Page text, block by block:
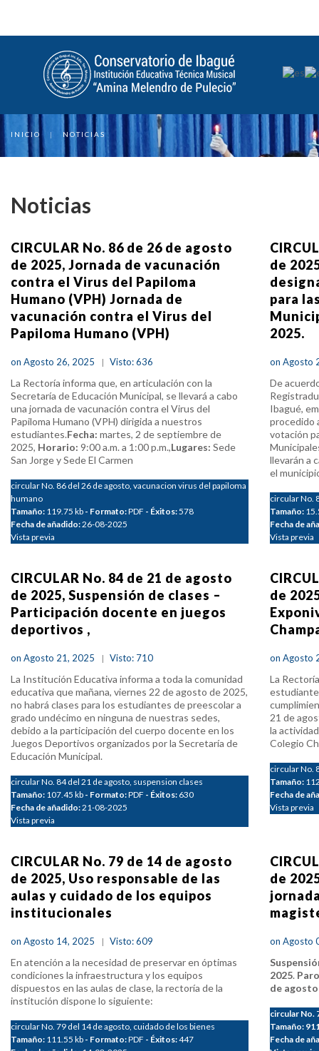
INICIO | NOTICIAS
Noticias
CIRCULAR No. 86 de 26 de agosto
de 2025, Jornada de vacunación
contra el Virus del Papiloma
Humano (VPH) Jornada de
vacunación contra el Virus del
Papiloma Humano (VPH)
on Agosto 26, 2025 Visto: 636
La Rectoría informa que, en articulación con la
Secretaría de Educación Municipal, se llevará a cabo
una jornada de vacunación contra el Virus del
Papiloma Humano (VPH) dirigida a nuestros
estudiantes.Fecha: martes, 2 de septiembre de
2025, Horario: 9:00 a.m. a 1:00 p.m.,Lugares: Sede
San Jorge y Sede El Carmen
circular No. 86 del 26 de agosto, vacunacion virus del papiloma
humano
Tamaño: 119.75 kb - Formato:PDF - Éxitos:578
Fecha de añadido:26-08-2025
Vista previa
de
para
2025.
on Agosto
De
Ibagué,
procedido
votación
llevarán a
el
circular No.
Tamaño:
Fecha de
Vista previa
CIRCULAR No. 84 de 21 de agosto
de 2025, Suspensión de clases –
Participación docente en juegos
deportivos ,
on Agosto 21, 2025 Visto: 710
La Institución Educativa informa a toda la comunidad
educativa que mañana, viernes 22 de agosto de 2025,
no habrá clases para los estudiantes de preescolar a
grado undécimo en ninguna de nuestras sedes,
debido a la participación del cuerpo docente en los
Juegos Deportivos organizados por la Secretaría de
Educación Municipal.
circular No. 84 del 21 de agosto, suspension clases
Tamaño: 107.45 kb - Formato:PDF - Éxitos: 630
Fecha de añadido:21-08-2025
Vista previa
de
on Agosto
La
21 de
la
Colegio
circular No.
Tamaño:
Fecha de
Vista previa
CIRCULAR No. 79 de 14 de agosto
de 2025, Uso responsable de las
aulas y cuidado de los equipos
institucionales
on Agosto 14, 2025 Visto: 609
En atención a la necesidad de preservar en óptimas
condiciones la infraestructura y los equipos
dispuestos en las aulas de clase, la rectoría de la
institución dispone lo siguiente:
circular No. 79 del 14 de agosto, cuidado de los bienes
Tamaño: 111.55 kb - Formato:PDF - Éxitos:447
de
on Agosto
2025.
de
circular No.
Tamaño:
Fecha de